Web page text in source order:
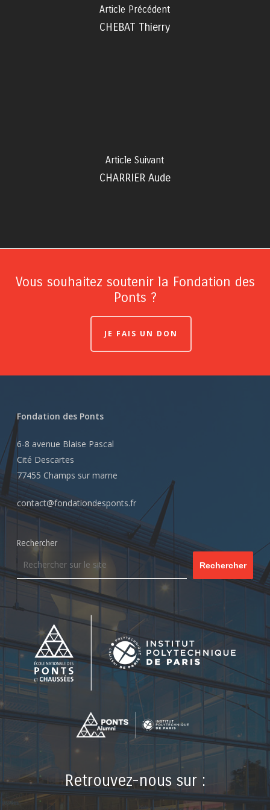
Article Précédent
CHEBAT Thierry
Article Suivant
CHARRIER Aude
Vous souhaitez soutenir la Fondation des
Ponts ?
JE FAIS UN DON
Fondation des Ponts
6-8 avenue Blaise Pascal
Cité Descartes
77455 Champs sur marne
contact@fondationdesponts.fr
Rechercher
Rechercher
Retrouvez-nous sur :